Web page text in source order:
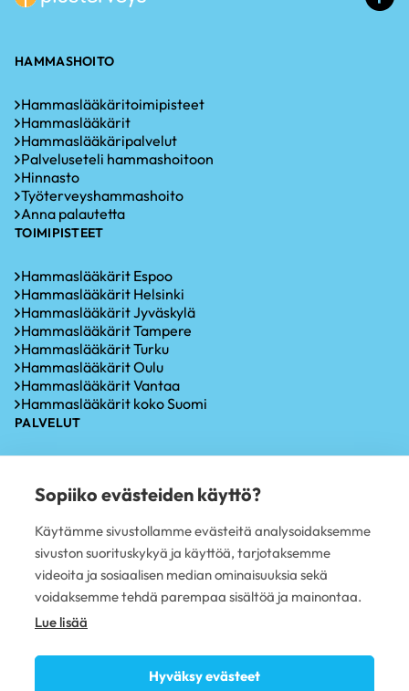
HAMMASHOITO
Hammaslääkäritoimipisteet
Hammaslääkärit
Hammaslääkäripalvelut
Palveluseteli hammashoitoon
Hinnasto
Työterveyshammashoito
Anna palautetta
TOIMIPISTEET
Hammaslääkärit Espoo
Hammaslääkärit Helsinki
Hammaslääkärit Jyväskylä
Hammaslääkärit Tampere
Hammaslääkärit Turku
Hammaslääkärit Oulu
Hammaslääkärit Vantaa
Hammaslääkärit koko Suomi
PALVELUT
Iensairauksien hoito
Hammaskiven poisto
Oikomishoito
Hammasimplantti
Hampaiden paikkaus
Hampaan poisto
Avoimet työpaikat
Sopiiko evästeiden käyttö?
Käytämme sivustollamme evästeitä analysoidaksemme
sivuston suorituskykyä ja käyttöä, tarjotaksemme
videoita ja sosiaalisen median ominaisuuksia sekä
voidaksemme tehdä parempaa sisältöä ja mainontaa.
Lue lisää
Hyväksy evästeet